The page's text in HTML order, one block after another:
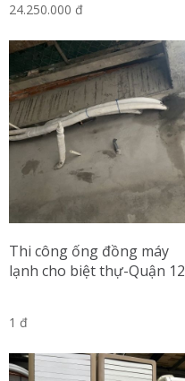
24.250.000 đ
Thi công ống đồng máy
lạnh cho biệt thự-Quận 12
1 đ